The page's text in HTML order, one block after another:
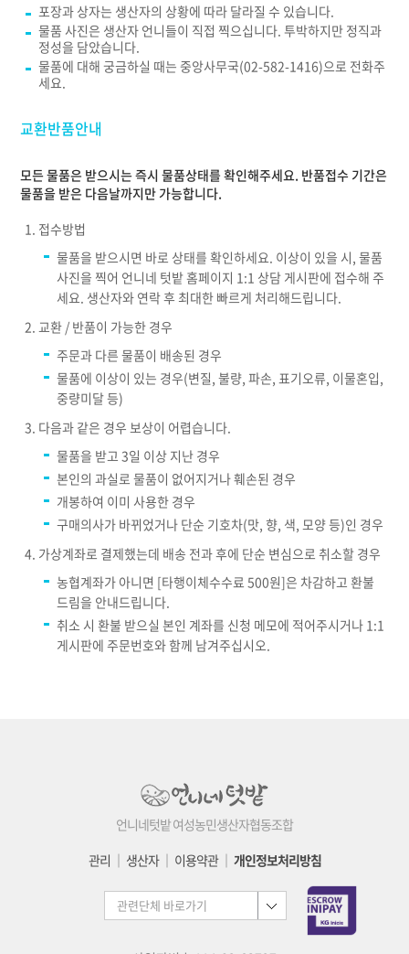
포장과 상자는 생산자의 상황에 따라 달라질 수 있습니다.
물품 사진은 생산자 언니들이 직접 찍으십니다. 투박하지만 정직과
정성을 담았습니다.
물품에 대해 궁금하실 때는 중앙사무국(02-582-1416)으로 전화주
세요.
교환반품안내
모든 물품은 받으시는 즉시 물품상태를 확인해주세요. 반품접수 기간은
물품을 받은 다음날까지만 가능합니다.
접수방법
물품을 받으시면 바로 상태를 확인하세요. 이상이 있을 시, 물품
사진을 찍어 언니네 텃밭 홈페이지 1:1 상담 게시판에 접수해 주
세요. 생산자와 연락 후 최대한 빠르게 처리해드립니다.
교환 / 반품이 가능한 경우
주문과 다른 물품이 배송된 경우
물품에 이상이 있는 경우(변질, 불량, 파손, 표기오류, 이물혼입,
중량미달 등)
다음과 같은 경우 보상이 어렵습니다.
물품을 받고 3일 이상 지난 경우
본인의 과실로 물품이 없어지거나 훼손된 경우
개봉하여 이미 사용한 경우
구매의사가 바뀌었거나 단순 기호차(맛, 향, 색, 모양 등)인 경우
가상계좌로 결제했는데 배송 전과 후에 단순 변심으로 취소할 경우
농협계좌가 아니면 [타행이체수수료 500원]은 차감하고 환불
드림을 안내드립니다.
취소 시 환불 받으실 본인 계좌를 신청 메모에 적어주시거나 1:1
게시판에 주문번호와 함께 남겨주십시오.
언니네텃밭 여성농민생산자협동조합
관리 │ 생산자│ 이용약관│ 개인정보처리방침